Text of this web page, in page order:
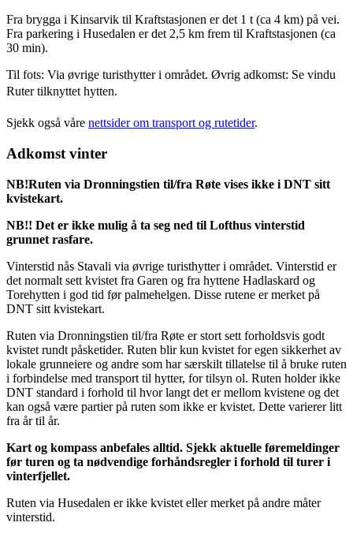
Fra brygga i Kinsarvik til Kraftstasjonen er det 1 t (ca 4 km) på vei.
Fra parkering i Husedalen er det 2,5 km frem til Kraftstasjonen (ca
30 min).
Til fots: Via øvrige turisthytter i området. Øvrig adkomst: Se vindu
Ruter tilknyttet hytten.
Sjekk også våre nettsider om transport og rutetider.
Adkomst vinter
NB!Ruten via Dronningstien til/fra Røte vises ikke i DNT sitt
kvistekart.
NB!! Det er ikke mulig å ta seg ned til Lofthus vinterstid
grunnet rasfare.
Vinterstid nås Stavali via øvrige turisthytter i området. Vinterstid er
det normalt sett kvistet fra Garen og fra hyttene Hadlaskard og
Torehytten i god tid før palmehelgen. Disse rutene er merket på
DNT sitt kvistekart.
Ruten via Dronningstien til/fra Røte er stort sett forholdsvis godt
kvistet rundt påsketider. Ruten blir kun kvistet for egen sikkerhet av
lokale grunneiere og andre som har særskilt tillatelse til å bruke ruten
i forbindelse med transport til hytter, for tilsyn ol. Ruten holder ikke
DNT standard i forhold til hvor langt det er mellom kvistene og det
kan også være partier på ruten som ikke er kvistet. Dette varierer litt
fra år til år.
Kart og kompass anbefales alltid. Sjekk aktuelle føremeldinger
før turen og ta nødvendige forhåndsregler i forhold til turer i
vinterfjellet.
Ruten via Husedalen er ikke kvistet eller merket på andre måter
vinterstid.